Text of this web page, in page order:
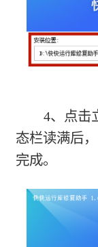
4、点击
态栏读满后
完成。